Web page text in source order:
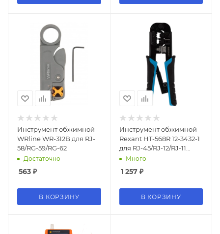
Инструмент обжимной
WRline WR-312B для RJ-
58/RG-59/RG-62
Достаточно
563 ₽
В КОРЗИНУ
Инструмент обжимной
Rexant HT-568R 12-3432-1
для RJ-45/RJ-12/RJ-11
(упак:1шт) черный/синий
Много
1 257₽
В КОРЗИНУ